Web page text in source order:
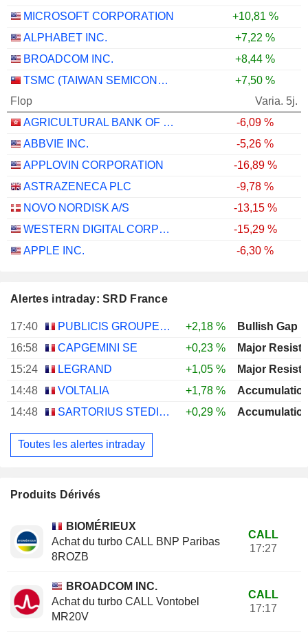
MICROSOFT CORPORATION
+10,81 %
ALPHABET INC.
+7,22 %
BROADCOM INC.
+8,44 %
TSMC (TAIWAN SEMICONDUCTOR MANUFACTURING COMPANY)
+7,50 %
Flop
Varia. 5j.
AGRICULTURAL BANK OF CHINA LIMITED
-6,09 %
ABBVIE INC.
-5,26 %
APPLOVIN CORPORATION
-16,89 %
ASTRAZENECA PLC
-9,78 %
NOVO NORDISK A/S
-13,15 %
WESTERN DIGITAL CORPORATION
-15,29 %
APPLE INC.
-6,30 %
Alertes intraday: SRD France
17:40 PUBLICIS GROUPE S.A. +2,18 %
Bullish Gap
16:58
CAPGEMINI SE
+0,23 %
15:24
LEGRAND
+1,05 %
14:48
VOLTALIA
+1,78 %
14:48
SARTORIUS STEDIM BIOTECH +0,29 %
Toutes les alertes intraday
Produits Dérivés
BIOMÉRIEUX
Achat du turbo CALL BNP Paribas
8ROZB
CALL
17:27
BROADCOM INC.
Achat du turbo CALL Vontobel
MR20V
CALL
17:17